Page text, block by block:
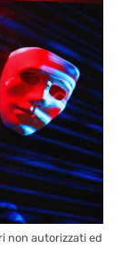
non autorizzati ed